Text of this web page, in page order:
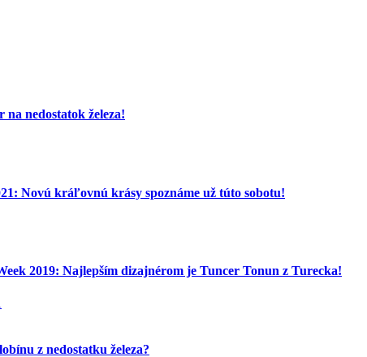
na nedostatok železa!
Novú kráľovnú krásy spoznáme už túto sobotu!
2019: Najlepším dizajnérom je Tuncer Tonun z Turecka!
z nedostatku železa?